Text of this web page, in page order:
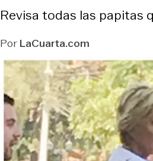
Revisa todas las papitas
PorLaCuarta.com